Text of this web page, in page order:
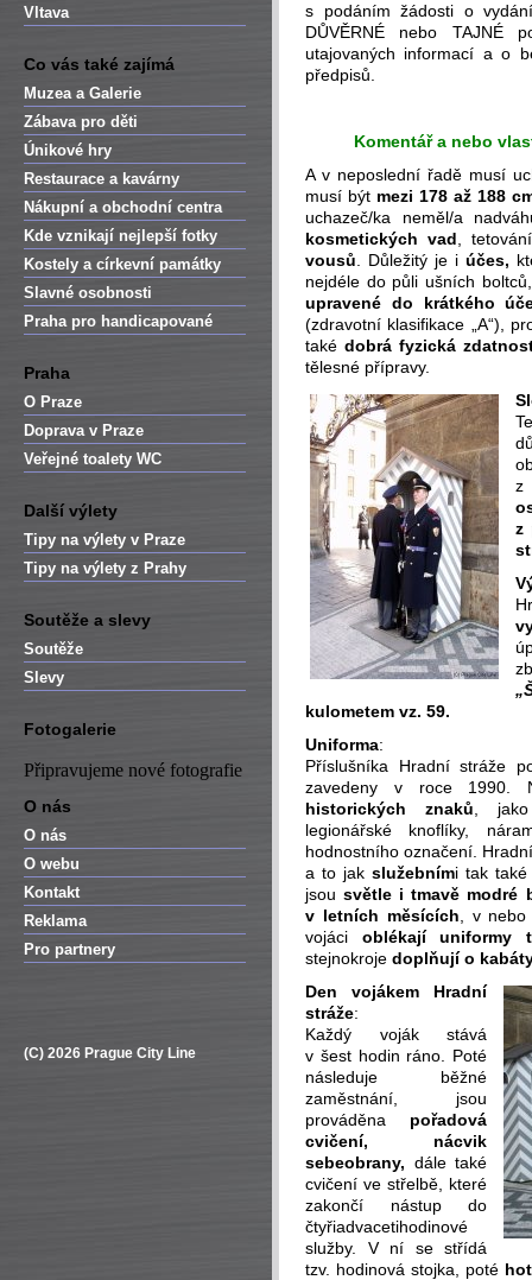
Vltava
Co vás také zajímá
Muzea a Galerie
Zábava pro děti
Únikové hry
Restaurace a kavárny
Nákupní a obchodní centra
Kde vznikají nejlepší fotky
Kostely a církevní památky
Slavné osobnosti
Praha pro handicapované
Praha
O Praze
Doprava v Praze
Veřejné toalety WC
Další výlety
Tipy na výlety v Praze
Tipy na výlety z Prahy
Soutěže a slevy
Soutěže
Slevy
Fotogalerie
Připravujeme nové fotografie
O nás
O nás
O webu
Kontakt
Reklama
Pro partnery
(C) 2026 Prague City Line
s podáním žádosti o
DŮVĚRNÉ nebo TAJNÉ
utajovaných informací a o
předpisů.
Komentář a nebo
A v neposlední řadě musí
musí být mezi 178 až 188
uchazeč/ka neměl/a
kosmetických vad ,
vousů . Důležitý je i účes,
nejdéle do půli ušních
upravené do krátkého
(zdravotní klasifikace „A“),
takédobrá fyzická
tělesné přípravy.
z
kulometem vz. 59.
Uniforma:
Příslušníka Hradní stráže
zavedeny v roce 1990.
historických znaků ,
legionářské knoflíky,
hodnostního označení.
a to jak služebními tak
jsousvětle i tmavě modré
v letních měsících , v
vojáci oblékají uniformy
stejnokroje doplňují o
Den vojákem Hradní
stráže:
Každý voják stává
v šest hodin ráno. Poté
následuje běžné
zaměstnání, jsou
prováděna pořadová
cvičení, nácvik
sebeobrany, dále také
cvičení ve střelbě, které
zakončí nástup do
čtyřiadvacetihodinové
služby. V ní se střídá
tzv. hodinová stojka, poté